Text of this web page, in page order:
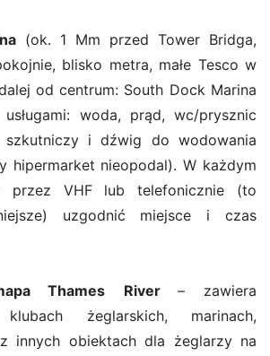
(ok. 1 Mm przed Tower Bridga,
blisko metra, małe Tesco w
od centrum: South Dock Marina
woda, prąd, wc/prysznic
i dźwig do wodowania
hipermarket nieopodal). W każdym
przez VHF lub telefonicznie (to
uzgodnić miejsce i czas
Thames River– zawiera
żeglarskich, marinach,
innych obiektach dla żeglarzy na